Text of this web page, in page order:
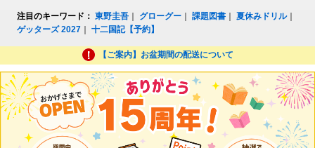
注目のキーワード： 東野圭吾 グローグー ｜課題図書 ｜夏休みドリル｜
ゲッターズ 2027 ｜十二国記【予約】
【ご案内】お盆期間の配送について